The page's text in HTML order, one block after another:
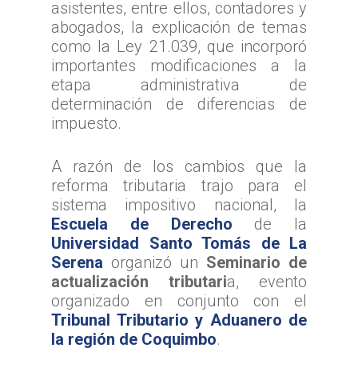
asistentes, entre ellos, contadores y
abogados, la explicación de temas
como la Ley 21.039, que incorporó
importantes modificaciones a la
etapa administrativa de
determinación de diferencias de
impuesto.
A razón de los cambios que la
reforma tributaria trajo para el
sistema impositivo nacional, la
Escuela de Derecho de la
Universidad Santo Tomás de La
Serena organizó un Seminario de
actualización tributaria, evento
organizado en conjunto con el
Tribunal Tributario y Aduanero de
la región de Coquimbo.